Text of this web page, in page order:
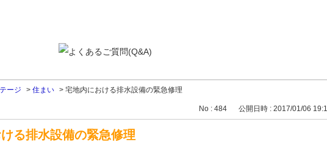
ージ > 住まい > 宅地内における排水設備の緊急修理
No : 484 公開日時 : 2017/01/06
る排水設備の緊急修理